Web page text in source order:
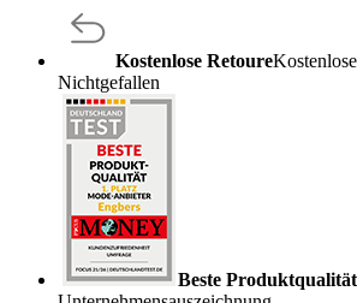
Kostenlose Retoure
Nichtgefallen
Beste Produktqualität